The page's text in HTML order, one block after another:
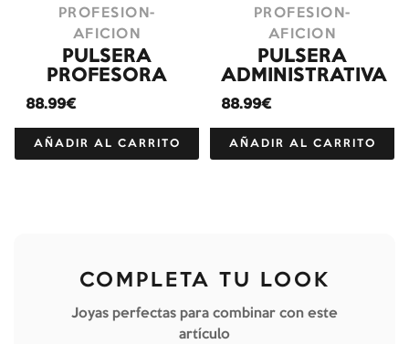
PROFESION-
AFICION
PULSERA
PROFESORA
88.99€
AÑADIR AL CARRITO
PROFESION-
AFICION
PULSERA
ADMINISTRATIVA
88.99€
AÑADIR AL CARRITO
COMPLETA TU LOOK
Joyas perfectas para combinar con este
artículo